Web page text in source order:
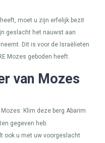
moet u zijn erfelijk bezit
geslacht het nauwst aan
Dit is voor de Israëlieten
Mozes geboden heeft.
van Mozes
Klim deze berg Abarim
gegeven heb.
ook u met uw voorgeslacht